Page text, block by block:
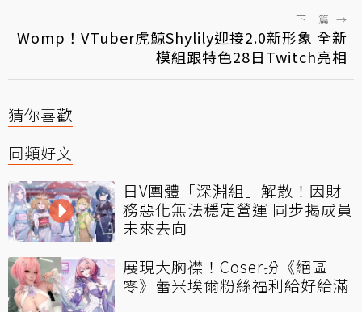
下一篇 →
Womp！VTuber虎鯨Shylily迎接2.0新形象 全新
模組跟特色28日Twitch亮相
猜你喜歡
同類好文
日V團體「深淵組」解散！因財
務惡化無法穩定營運 同步揭成員
未來去向
展現大胸襟！Coser扮《絕區
零》蕾米埃爾粉絲福利給好給滿